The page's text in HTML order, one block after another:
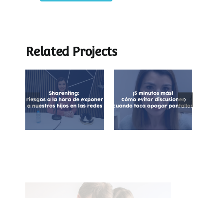
Related Projects
Sharenting:
exposición de
menores en
redes sociales
Cómo evitar
discusiones
cuando toca